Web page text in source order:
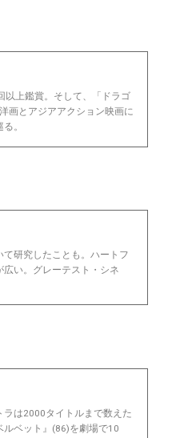
以上鑑賞。そして、「ドラゴ
画とアジアアクション映画に
。
研究したことも。ハートフ
い。グレーテスト・シネ
は2000タイトルまで数えた
ベット』(86)を劇場で10